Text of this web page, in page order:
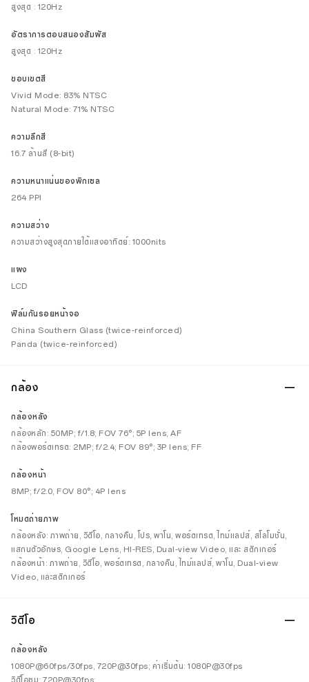
สูงสุด : 120Hz
อัตราการตอบสนองสัมผัส
สูงสุด : 120Hz
ขอบเขตสี
Vivid Mode: 83% NTSC
Natural Mode: 71% NTSC
ความลึกสี
16.7 ล้านสี (8-bit)
ความหนาแน่นของพิกเซล
264 PPI
ความสว่าง
ความสว่างสูงสุดภายใต้แสงอาทิตย์: 1000nits
แผง
LCD
ฟิล์มกันรอยหน้าจอ
China Southern Glass (twice-reinforced)
Panda (twice-reinforced)
กล้อง
กล้องหลัง
กล้องหลัก: 50MP; f/1.8; FOV 76°; 5P lens; AF
กล้องพอร์ตเทรต: 2MP; f/2.4; FOV 89°; 3P lens; FF
กล้องหน้า
8MP; f/2.0, FOV 80°; 4P lens
โหมดถ่ายภาพ
กล้องหลัง: ภาพถ่าย, วิดีโอ, กลางคืน, โปร, พาโน, พอร์ตเทรต, ไทม์แลปส์, สโลโมชั่น,
แสกนตัวอักษร, Google Lens, HI-RES, Dual-view Video, และ สติกเกอร์
กล้องหน้า: ภาพถ่าย, วิดีโอ, พอร์ตเทรต, กลางคืน, ไทม์แลปส์, พาโน, Dual-view
Video, และสติกเกอร์
วิดีโอ
กล้องหลัง
1080P@60fps/30fps, 720P@30fps; ค่าเริ่มต้น: 1080P@30fps
วิดีโอซูม: 720P@30fps;